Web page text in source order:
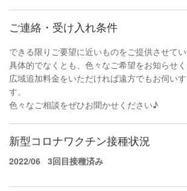
ご連絡・受け入れ条件
できる限りご要望に近いものをご提供させてい
具体的でなくとも、色々なご希望をお知らせく
広域追加料金をいただければ遠方でもお伺い
す。
色々なご相談をぜひお聞かせください♪
新型コロナワクチン接種状況
2022/06 3回目接種済み